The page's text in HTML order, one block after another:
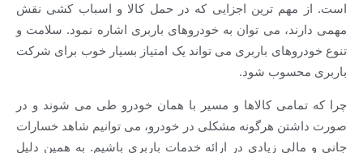
ترین اجزایی که در حمل کالا و اسباب کشی نقش
می توان به خودروهای باربری اشاره نمود. سلامت و
باربری می تواند یک امتیاز بسیار خوب برای شرکت
شود.
کالاها و مسیر با همان خودرو طی می شوند و در
هرگونه مشکلی در خودرو، می توانیم شاهد خسارات
زیادی در ارائه خدمات باربری باشیم. به همین دلیل